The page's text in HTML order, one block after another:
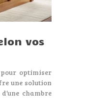
vos
optimiser
une solution
chambre